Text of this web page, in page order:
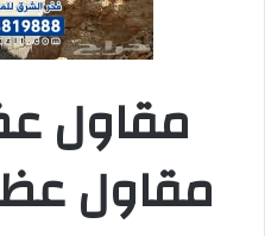
مقاول
مقاول